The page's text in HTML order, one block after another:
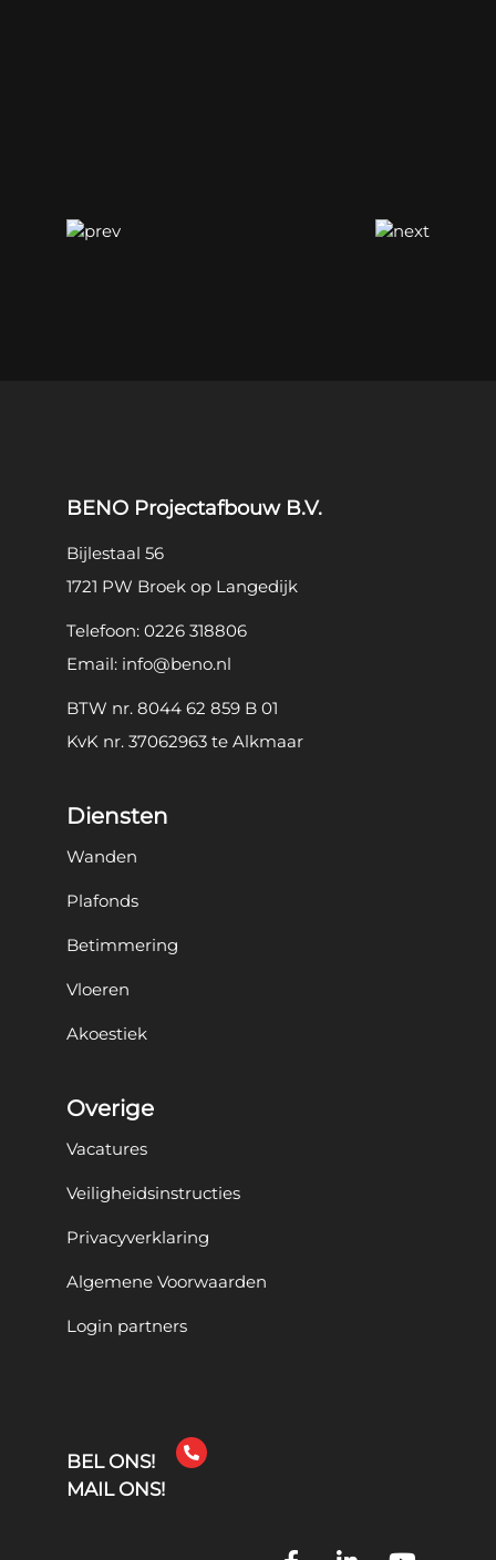
BENO Projectafbouw B.V.
Bijlestaal 56
1721 PW Broek op Langedijk
Telefoon: 0226 318806
Email: info@beno.nl
BTW nr. 8044 62 859 B 01
KvK nr. 37062963 te Alkmaar
Diensten
Wanden
Plafonds
Betimmering
Vloeren
Akoestiek
Overige
Vacatures
Veiligheidsinstructies
Privacyverklaring
Algemene Voorwaarden
Login partners
BEL ONS!
MAIL ONS!